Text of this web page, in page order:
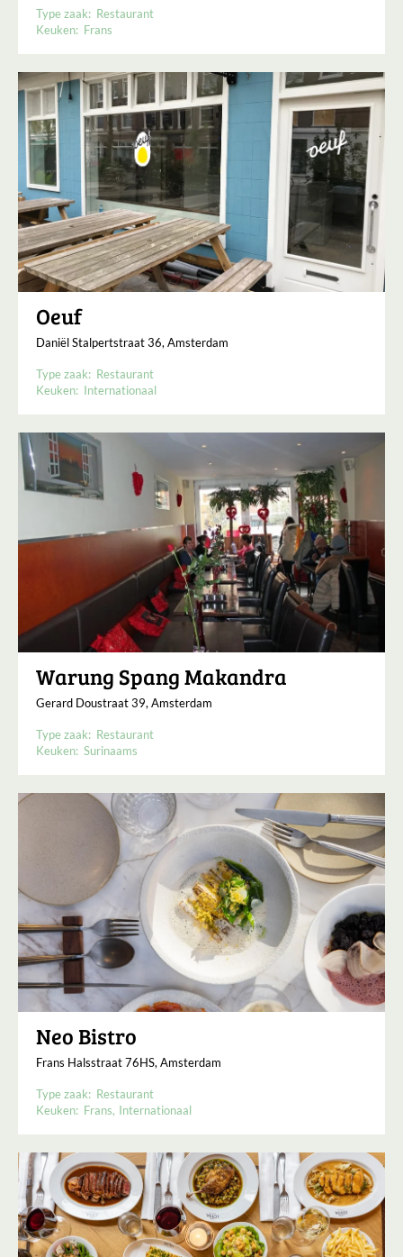
Type zaak: Restaurant
Keuken: Frans
Oeuf
Daniël Stalpertstraat 36, Amsterdam
Type zaak: Restaurant
Keuken: Internationaal
Warung Spang Makandra
Gerard Doustraat 39, Amsterdam
Type zaak: Restaurant
Keuken: Surinaams
Neo Bistro
Frans Halsstraat 76HS, Amsterdam
Type zaak: Restaurant
Keuken: Frans Internationaal